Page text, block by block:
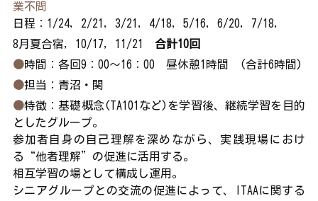
業不問
日程：1/24, 2/21, 3/21, 4/18, 5/16, 6/20, 7/18,
8月夏合宿, 10/17, 11/21 合計10回
●時間：各回9：00～16：00　昼休憩1時間　(合計6時間)
●担当：青沼・関
●特徴：基礎概念(TA101など)を学習後、継続学習を目的
としたグループ。
参加者自身の自己理解を深めながら、実践現場におけ
る“他者理解”の促進に活用する。
相互学習の場として構成し運用。
シニアグループとの交流の促進によって、ITAAに関する